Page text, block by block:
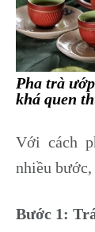
Pha trà
khá quen
Với cách
nhiều bước,
Bước 1: